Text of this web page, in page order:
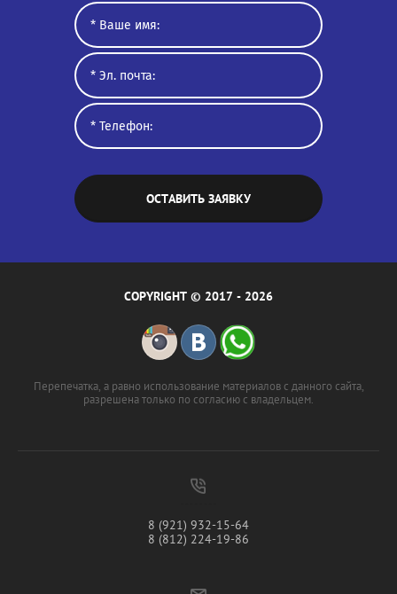
ОСТАВИТЬ ЗАЯВКУ
COPYRIGHT © 2017 - 2026
Перепечатка, а равно использование материалов с данного сайта,
разрешена только по согласию с владельцем.
8 (921) 932-15-64
8 (812) 224-19-86